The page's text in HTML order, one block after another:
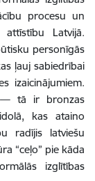
procesu un
Latvijā.
personīgās
ļauj sabiedrībai
izaicinājumiem.
— tā ir bronzas
kas ataino
radījis latviešu
“ceļo” pie kāda
izglītības